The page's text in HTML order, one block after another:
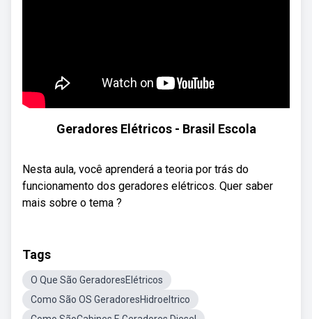
Geradores Elétricos - Brasil Escola
Nesta aula, você aprenderá a teoria por trás do
funcionamento dos geradores elétricos. Quer saber
mais sobre o tema ?
Tags
O Que São GeradoresElétricos
Como São OS GeradoresHidroeltrico